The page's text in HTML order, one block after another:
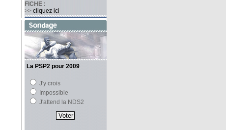
FICHE :
>> cliquez ici
La PSP2 pour 2009
J'y crois
Impossible
J'attend la NDS2